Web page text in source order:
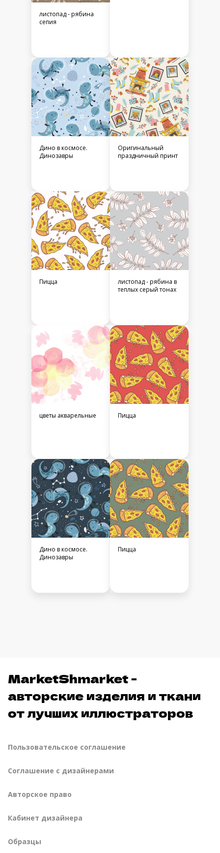
листопад - рябина
сепия
Дино в космосе.
Динозавры
Оригинальный
праздничный принт
Пицца
листопад - рябина в
теплых серый тонах
цветы акварельные Пицца
Дино в космосе.
Динозавры
Пицца
MarketShmarket -
авторские изделия и ткани
от лучших иллюстраторов
Пользовательское соглашение
Соглашение с дизайнерами
Авторское право
Кабинет дизайнера
Образцы